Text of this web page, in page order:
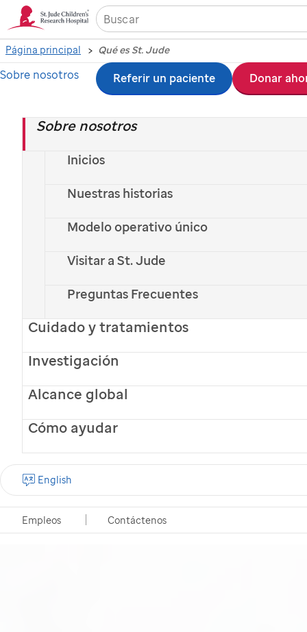
Ir
contenido
principal
Sobre nosotros
Inicios
Nuestras historias
Modelo operativo único
Visitar a St. Jude
Preguntas Frecuentes
Cuidado y tratamientos
Investigación
Alcance global
Cómo ayudar
Sobre nosotros
Empleos Contáctenos
English
Referir un paciente Donar
Página principal Qué es St. Jude